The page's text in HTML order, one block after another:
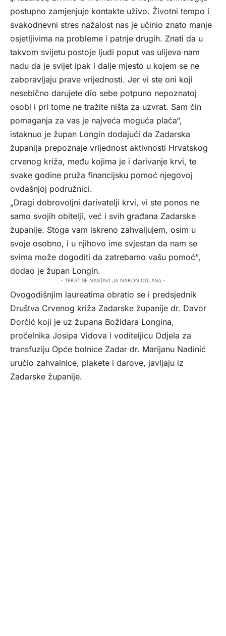
postupno zamjenjuje kontakte uživo. Životni tempo i
svakodnevni stres nažalost nas je učinio znato manje
osjetljivima na probleme i patnje drugih. Znati da u
takvom svijetu postoje ljudi poput vas ulijeva nam
nadu da je svijet ipak i dalje mjesto u kojem se ne
zaboravljaju prave vrijednosti. Jer vi ste oni koji
nesebično darujete dio sebe potpuno nepoznatoj
osobi i pri tome ne tražite ništa za uzvrat. Sam čin
pomaganja za vas je najveća moguća plaća“,
istaknuo je župan Longin dodajući da Zadarska
županija prepoznaje vrijednost aktivnosti Hrvatskog
crvenog križa, među kojima je i darivanje krvi, te
svake godine pruža financijsku pomoć njegovoj
ovdašnjoj podružnici.
„Dragi dobrovoljni darivatelji krvi, vi ste ponos ne
samo svojih obitelji, već i svih građana Zadarske
županije. Stoga vam iskreno zahvaljujem, osim u
svoje osobno, i u njihovo ime svjestan da nam se
svima može dogoditi da zatrebamo vašu pomoć“,
dodao je župan Longin.
- TEKST SE NASTAVLJA NAKON OGLASA -
Ovogodišnjim laureatima obratio se i predsjednik
Društva Crvenog križa Zadarske županije dr. Davor
Dorčić koji je uz župana Božidara Longina,
pročelnika Josipa Vidova i voditeljicu Odjela za
transfuziju Opće bolnice Zadar dr. Marijanu Nadinić
uručio zahvalnice, plakete i darove, javljaju iz
Zadarske županije.